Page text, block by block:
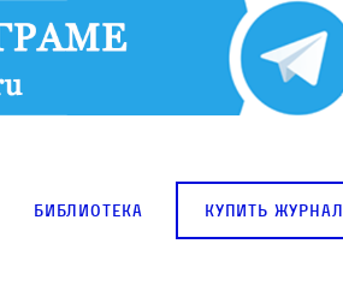
Библиотека купить журнал